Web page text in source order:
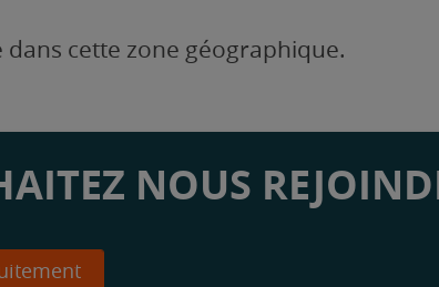
cette zone géographique.
NOUS